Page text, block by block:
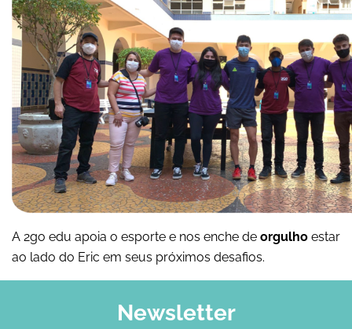
A 2go edu apoia o esporte e nos enche de orgulho estar
ao lado do Eric em seus próximos desafios.
Newsletter